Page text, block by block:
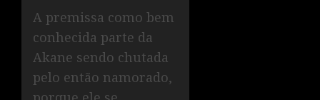
A premissa como bem
conhecida parte da
Akane sendo chutada
pelo então namorado,